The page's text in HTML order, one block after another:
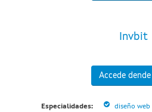
Invbit
Accede
Especialidades: diseño web